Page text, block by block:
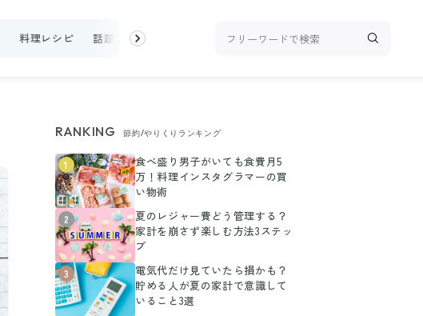
料理レシピ 話題 トップ ランキング お金 家事テク
RANKING 節約/やりくりランキング
1
食べ盛り男子がいても食費月5
万！料理インスタグラマーの買
い物術
2
夏のレジャー費どう管理する？
家計を崩さず楽しむ方法3ステッ
プ
3
電気代だけ見ていたら損かも？
貯める人が夏の家計で意識して
いること3選